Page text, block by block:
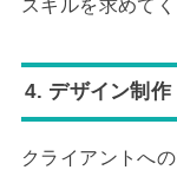
スキルを求めて
4. デザイン制作
クライアントへ